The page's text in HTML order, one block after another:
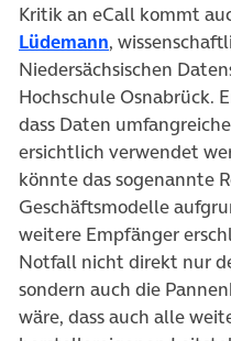
Kritik an eCall kommt
Lüdemann(öffnet in
,
Niedersächsischen
Hochschule Osnabrück.
dass Daten
ersichtlich verwendet
könnte das sogenannte
Geschäftsmodelle
weitere Empfänger
Notfall nicht direkt nur
sondern auch die
wäre, dass auch alle